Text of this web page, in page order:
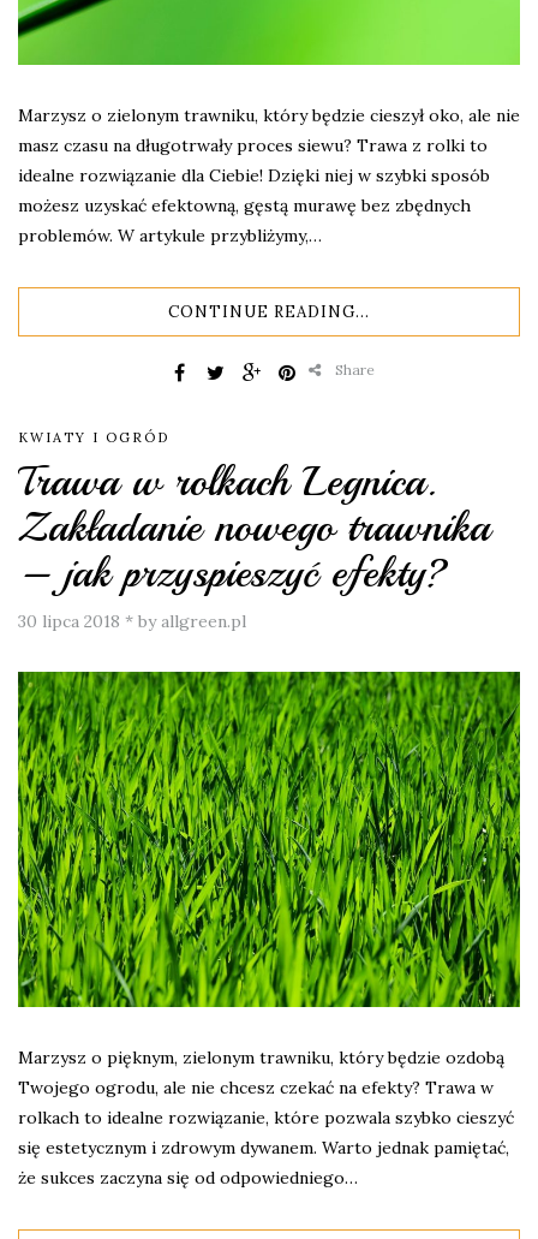
Marzysz o zielonym trawniku, który będzie cieszył oko, ale nie
masz czasu na długotrwały proces siewu? Trawa z rolki to
idealne rozwiązanie dla Ciebie! Dzięki niej w szybki sposób
możesz uzyskać efektowną, gęstą murawę bez zbędnych
problemów. W artykule przybliżymy,…
CONTINUE READING...
Share
KWIATY I OGRÓD
Trawa w rolkach Legnica.
Zakładanie nowego trawnika
– jak przyspieszyć efekty?
30 lipca 2018 * by allgreen.pl
Marzysz o pięknym, zielonym trawniku, który będzie ozdobą
Twojego ogrodu, ale nie chcesz czekać na efekty? Trawa w
rolkach to idealne rozwiązanie, które pozwala szybko cieszyć
się estetycznym i zdrowym dywanem. Warto jednak pamiętać,
że sukces zaczyna się od odpowiedniego…